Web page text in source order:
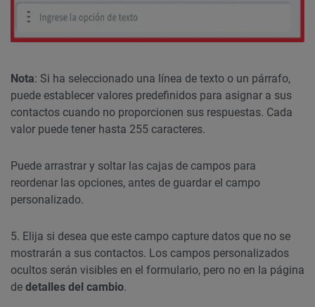
Nota: Si ha seleccionado una línea de texto o un párrafo,
puede establecer valores predefinidos para asignar a sus
contactos cuando no proporcionen sus respuestas. Cada
valor puede tener hasta 255 caracteres.
Puede arrastrar y soltar las cajas de campos para
reordenar las opciones, antes de guardar el campo
personalizado.
5. Elija si desea que este campo capture datos que no se
mostrarán a sus contactos. Los campos personalizados
ocultos serán visibles en el formulario, pero no en la página
de detalles del cambio.